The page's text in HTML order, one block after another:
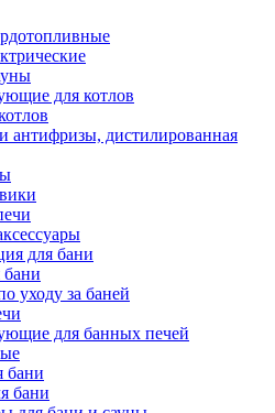
для котлов
антифризы, дистилированная
для бани
бани
уходу за баней
для банных печей
бани
бани